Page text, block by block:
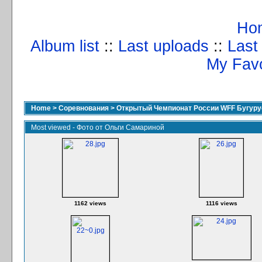
Album list :: Last uploads ::
My
Home > Соревнования > Открытый Чемпионат России WFF
Most viewed - Фото от Ольги Самариной
1162 views 1116 views